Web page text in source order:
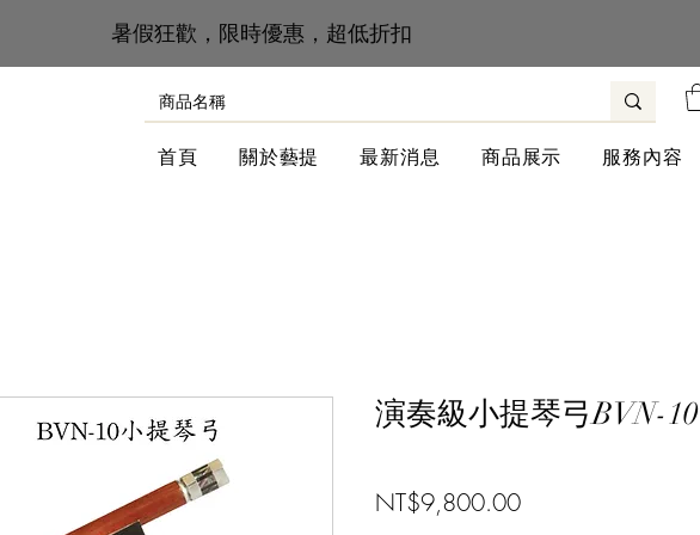
​暑假狂歡，限時優惠，超低折扣
首頁 關於藝提 最新消息 商品展示 服務內容
演奏級小提琴弓BVN-10
NT$9,800.00價